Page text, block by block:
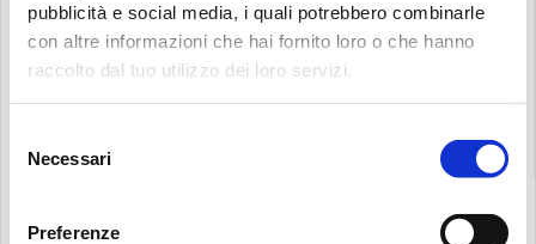
pubblicità e social media, i quali potrebbero combinarle
con altre informazioni che hai fornito loro o che hanno
raccolto dal tuo utilizzo dei loro servizi.
delNecessari
Preferenze
Search:
3D MODELS